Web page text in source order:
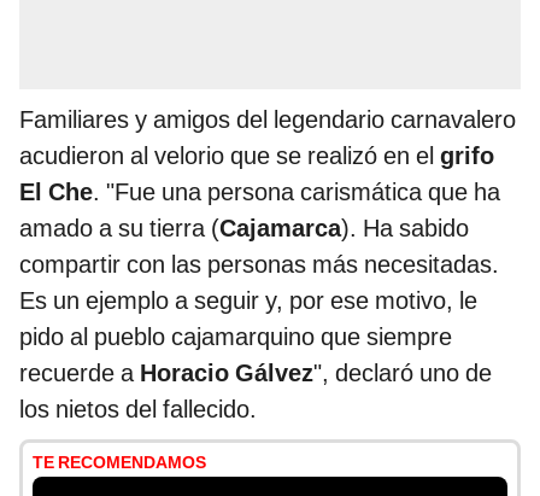
Familiares y amigos del legendario carnavalero
acudieron al velorio que se realizó en el grifo
El Che. "Fue una persona carismática que ha
amado a su tierra (Cajamarca). Ha sabido
compartir con las personas más necesitadas.
Es un ejemplo a seguir y, por ese motivo, le
pido al pueblo cajamarquino que siempre
recuerde a Horacio Gálvez", declaró uno de
los nietos del fallecido.
TE RECOMENDAMOS